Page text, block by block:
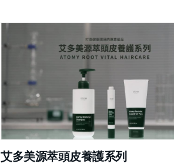
艾多美源萃頭皮養護系列